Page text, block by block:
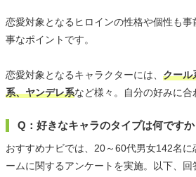
恋愛対象となるヒロインの性格や個性も
事なポイントです。
恋愛対象となるキャラクターには、 クール
系、ヤンデレ系など様々。自分の好みに合
Q：好きなキャラのタイプは何ですか
おすすめナビでは、20～60代男女142名
ームに関するアンケートを実施。以下、